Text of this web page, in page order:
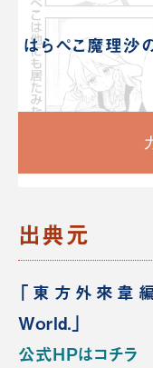
はらぺこ魔理沙
出典元
「東方外來韋
World.」
公式HPはコチラ